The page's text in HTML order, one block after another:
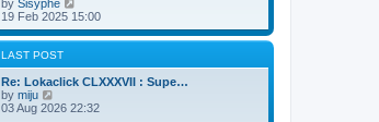
s
t
t
e
s
t
o
s
h
l
t
e
t
by Sisyphe
i
e
w
h
e
a
19 Feb 2025 15:00
LAST POST
Re: Lokaclick CLXXXVII : Supe…
by miju
i
03 Aug 2026 22:32